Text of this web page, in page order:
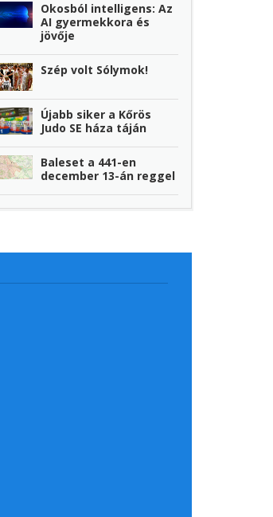
Okosból intelligens: Az
AI gyermekkora és
jövője
Szép volt Sólymok!
Újabb siker a Kőrös
Judo SE háza táján
Baleset a 441-en
december 13-án reggel